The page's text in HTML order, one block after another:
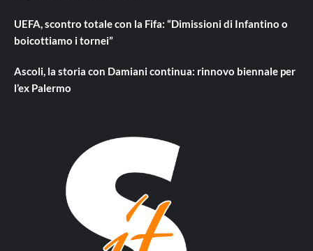
UEFA, scontro totale con la Fifa: “Dimissioni di Infantino o
boicottiamo i tornei”
Ascoli, la storia con Damiani continua: rinnovo biennale per
l’ex Palermo